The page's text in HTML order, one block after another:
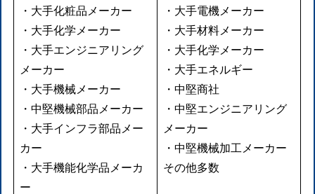
・大手化粧品メーカー
・大手化学メーカー
・大手エンジニアリング
メーカー
・大手機械メーカー
・中堅機械部品メーカー
・大手インフラ部品メー
カー
・大手機能化学品メーカ
ー
・大手電機メーカー
・大手材料メーカー
・大手化学メーカー
・大手エネルギー
・中堅商社
・中堅エンジニアリング
メーカー
・中堅機械加工メーカー
その他多数